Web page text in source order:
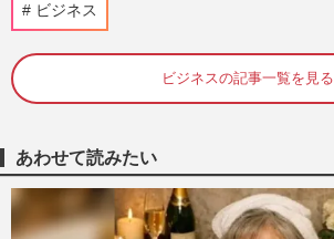
ビジネス
ビジネスの記事一覧を見る
あわせて読みたい